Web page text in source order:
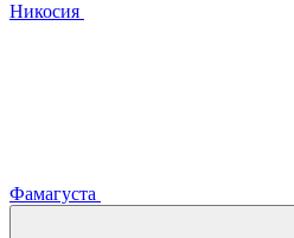
Никосия
Фамагуста